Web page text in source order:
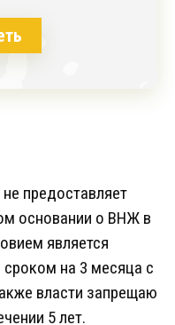
предоставляет
основании о ВНЖ в
является
на 3 месяца с
власти запрещаю
5 лет.